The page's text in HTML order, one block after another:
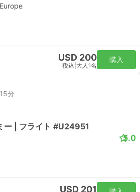
USD 200
税込 大人1名
購入
分
ー | フライト #U24951
5.0
USD 201